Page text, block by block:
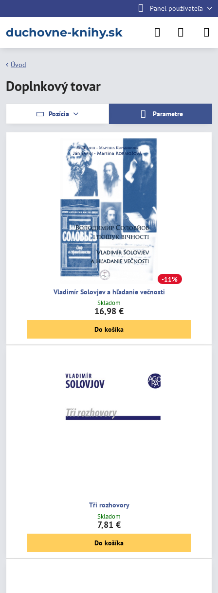
Panel používateľa
duchovne-knihy.sk
Úvod
Doplnkový tovar
Pozícia Parametre
11%
Vladimír Solovjev a hľadanie večnosti
Skladom
16,98 €
Do košíka
Tři rozhovory
Skladom
7,81 €
Do košíka